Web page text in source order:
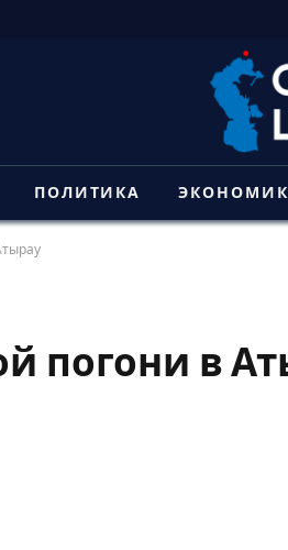
ПОЛИТИКА
погони в